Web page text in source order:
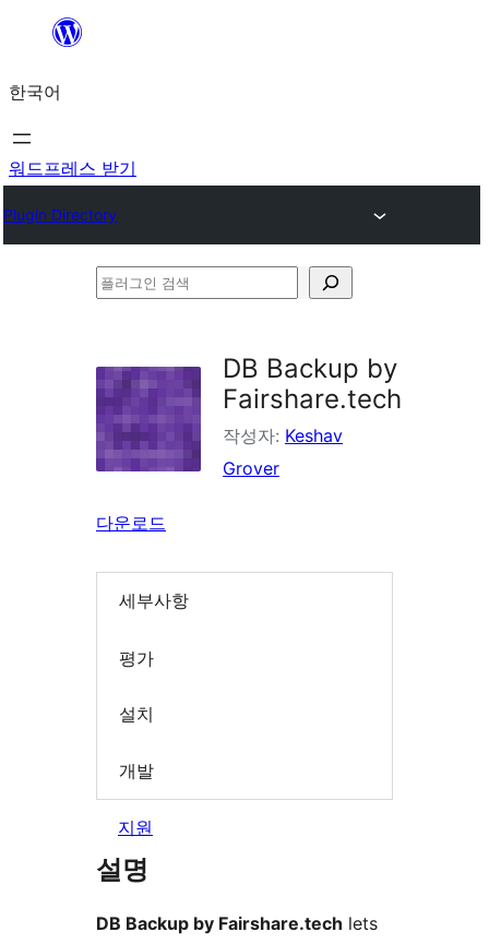
츠
로
바
가
한국어
워드프레스 받기
Plugin Directory
플
검
색
DB Backup by
Fairshare.tech
작성자: Keshav
Grover
다운로드
세부사항
평가
설치
개발
지원
설명
DB Backup by Fairshare.tech lets